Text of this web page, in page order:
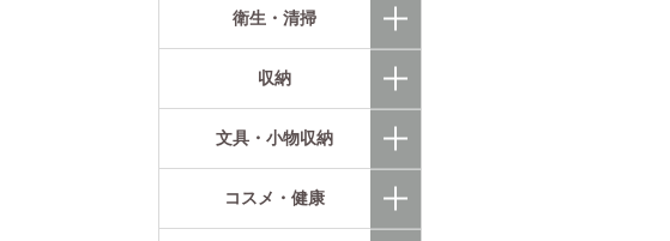
衛生・清掃
収納
文具・小物収納
コスメ・健康